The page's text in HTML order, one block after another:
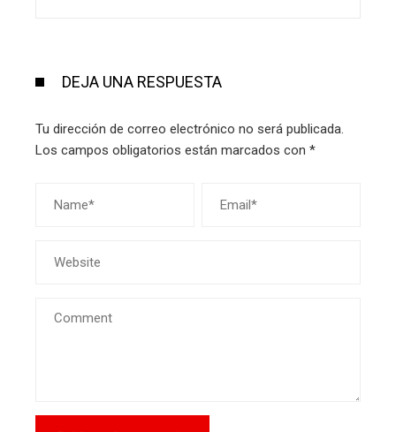
DEJA UNA RESPUESTA
Tu dirección de correo electrónico no será publicada.
Los campos obligatorios están marcados con *